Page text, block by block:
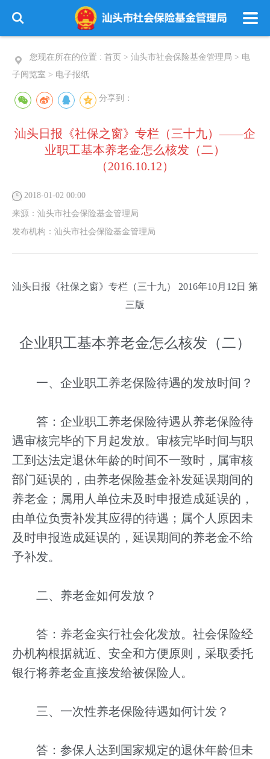
您现在所在的位置 : 首页 > 汕头市社会保险基金管理局 > 电
子阅览室 > 电子报纸
分享到：
汕头日报《社保之窗》专栏（三十九）——企
业职工基本养老金怎么核发（二）
（2016.10.12）
2018-01-02 00:00
来源： 汕头市社会保险基金管理局
发布机构： 汕头市社会保险基金管理局
汕头日报《社保之窗》专栏（三十九） 2016年10月12日 第
三版
企业职工基本养老金怎么核发（二）
一、企业职工养老保险待遇的发放时间？
答：企业职工养老保险待遇从养老保险待
遇审核完毕的下月起发放。审核完毕时间与职
工到达法定退休年龄的时间不一致时，属审核
部门延误的，由养老保险基金补发延误期间的
养老金；属用人单位未及时申报造成延误的，
由单位负责补发其应得的待遇；属个人原因未
及时申报造成延误的，延误期间的养老金不给
予补发。
二、养老金如何发放？
答：养老金实行社会化发放。社会保险经
办机构根据就近、安全和方便原则，采取委托
银行将养老金直接发给被保险人。
三、一次性养老保险待遇如何计发？
答：参保人达到国家规定的退休年龄但未